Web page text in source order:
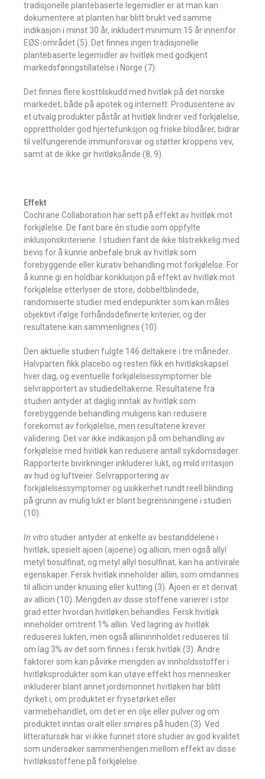
tradisjonelle plantebaserte legemidler er at man kan
dokumentere at planten har blitt brukt ved samme
indikasjon i minst 30 år, inkludert minimum 15 år innenfor
EØS-området (5). Det finnes ingen tradisjonelle
plantebaserte legemidler av hvitløk med godkjent
markedsføringstillatelse i Norge (7).
Det finnes flere kosttilskudd med hvitløk på det norske
markedet, både på apotek og internett. Produsentene av
et utvalg produkter påstår at hvitløk lindrer ved forkjølelse,
opprettholder god hjertefunksjon og friske blodårer, bidrar
til velfungerende immunforsvar og støtter kroppens vev,
samt at de ikke gir hvitløksånde (8, 9).
Effekt
Cochrane Collaboration har sett på effekt av hvitløk mot
forkjølelse. De fant bare én studie som oppfylte
inklusjonskriteriene. I studien fant de ikke tilstrekkelig med
bevis for å kunne anbefale bruk av hvitløk som
forebyggende eller kurativ behandling mot forkjølelse. For
å kunne gi en holdbar konklusjon på effekt av hvitløk mot
forkjølelse etterlyser de store, dobbeltblindede,
randomiserte studier med endepunkter som kan måles
objektivt ifølge forhåndsdefinerte kriterier, og der
resultatene kan sammenlignes (10).
Den aktuelle studien fulgte 146 deltakere i tre måneder.
Halvparten fikk placebo og resten fikk en hvitløkskapsel
hver dag, og eventuelle forkjølelsessymptomer ble
selvrapportert av studiedeltakerne. Resultatene fra
studien antyder at daglig inntak av hvitløk som
forebyggende behandling muligens kan redusere
forekomst av forkjølelse, men resultatene krever
validering. Det var ikke indikasjon på om behandling av
forkjølelse med hvitløk kan redusere antall sykdomsdager.
Rapporterte bivirkninger inkluderer lukt, og mild irritasjon
av hud og luftveier. Selvrapportering av
forkjølelsessymptomer og usikkerhet rundt reell blinding
på grunn av mulig lukt er blant begrensningene i studien
(10).
In vitro studier antyder at enkelte av bestanddelene i
hvitløk, spesielt ajoen (ajoene) og allicin, men også allyl
metyl tiosulfinat, og metyl allyl tiosulfinat, kan ha antivirale
egenskaper. Fersk hvitløk inneholder alliin, som omdannes
til allicin under knusing eller kutting (3). Ajoen er et derivat
av allicin (10). Mengden av disse stoffene varierer i stor
grad etter hvordan hvitløken behandles. Fersk hvitløk
inneholder omtrent 1% alliin. Ved lagring av hvitløk
reduseres lukten, men også alliininnholdet reduseres til
om lag 3% av det som finnes i fersk hvitløk (3). Andre
faktorer som kan påvirke mengden av innholdsstoffer i
hvitløksprodukter som kan utøve effekt hos mennesker
inkluderer blant annet jordsmonnet hvitløken har blitt
dyrket i, om produktet er frysetørket eller
varmebehandlet, om det er en olje eller pulver og om
produktet inntas oralt eller smøres på huden (3). Ved
litteratursøk har vi ikke funnet store studier av god kvalitet
som undersøker sammenhengen mellom effekt av disse
hvitløksstoffene på forkjølelse.